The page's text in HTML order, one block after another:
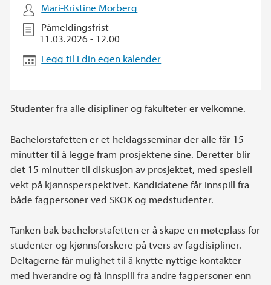
Mari-Kristine Morberg
Påmeldingsfrist
11.03.2026 - 12.00
Legg til i din egen kalender
Studenter fra alle disipliner og fakulteter er velkomne.
Bachelorstafetten er et heldagsseminar der alle får 15
minutter til å legge fram prosjektene sine. Deretter blir
det 15 minutter til diskusjon av prosjektet, med spesiell
vekt på kjønnsperspektivet. Kandidatene får innspill fra
både fagpersoner ved SKOK og medstudenter.
Tanken bak bachelorstafetten er å skape en møteplass for
studenter og kjønnsforskere på tvers av fagdisipliner.
Deltagerne får mulighet til å knytte nyttige kontakter
med hverandre og få innspill fra andre fagpersoner enn